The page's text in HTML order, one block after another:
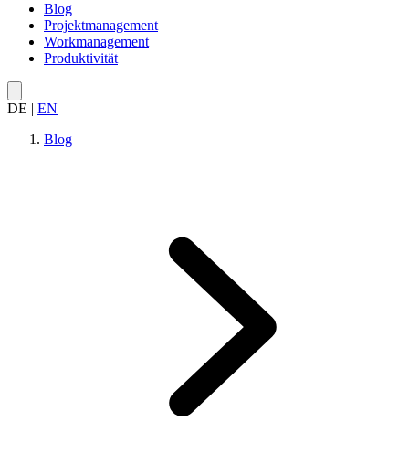
Blog
Projektmanagement
Workmanagement
Produktivität
DE | EN
Blog